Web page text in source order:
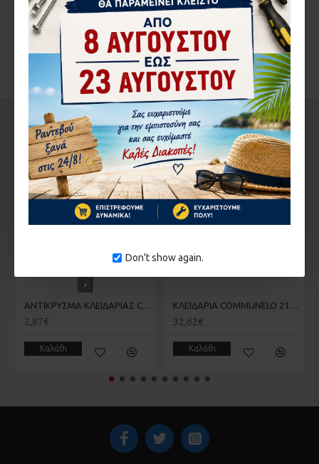
Don't show again.
ΑΞΙΟΛΟΓΉΣΕΙΣ
ΑΠΌ ΤΟΝ ΊΔΙΟ ΚΑΤΑΣΚΕΥΑΣΤΉ ΣΤΗΝ ΄ΙΔΙΑ ΚΑΤΗΓΟΡΊΑ
ΑΝΤΙΚΡΥΣΜΑ ΚΛΕΙΔΑΡΙΑΣ COMUNELLO 215 ΣΥΡΟΜΕΝΗΣ ΚΑΓΚΕΛΟΠΟΡΤΑΣ
2,87€
Καλάθι
ΚΛΕΙΔΑΡΙΑ COMMUNELO 215 ΓΑΝΤΖΟΥ ΣΥΡΟΜΕΝΗΣ ΑΥΛΟΠΟΡΤΑΣ ΜΕ ΠΕΙΡΟ
32,62€
Καλάθι